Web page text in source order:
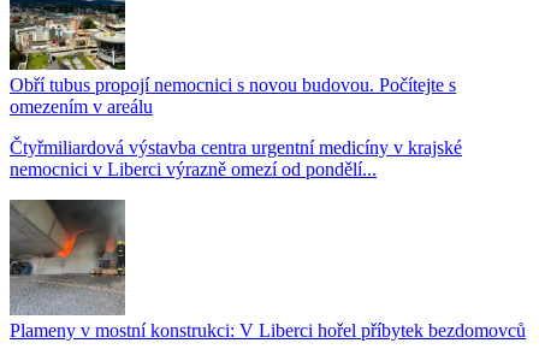
Obří tubus propojí nemocnici s novou budovou. Počítejte s
omezením v areálu
Čtyřmiliardová výstavba centra urgentní medicíny v krajské
nemocnici v Liberci výrazně omezí od pondělí...
Plameny v mostní konstrukci: V Liberci hořel příbytek bezdomovců